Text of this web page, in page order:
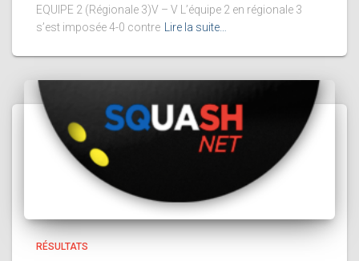
EQUIPE 2 (Régionale 3)V – V L’équipe 2 en régionale 3
s’est imposée 4-0 contre
Lire la suite…
RÉSULTATS